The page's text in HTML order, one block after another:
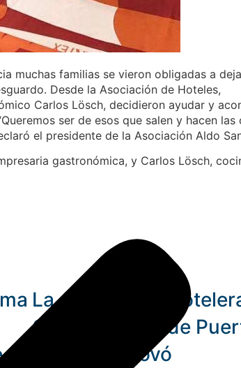
muchas familias se vieron obligadas a
Desde la Asociación de Hoteles,
Carlos Lösch, decidieron ayudar y
ser de esos que salen y hacen las
el presidente de la Asociación Aldo
gastronómica, y Carlos Lösch,
La Asociación
Gastronómica de
Madryn renovó